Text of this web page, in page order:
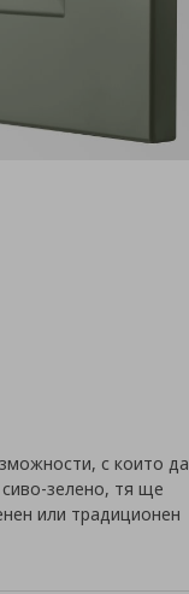
с които да
сиво-зелено, тя ще
или традиционен